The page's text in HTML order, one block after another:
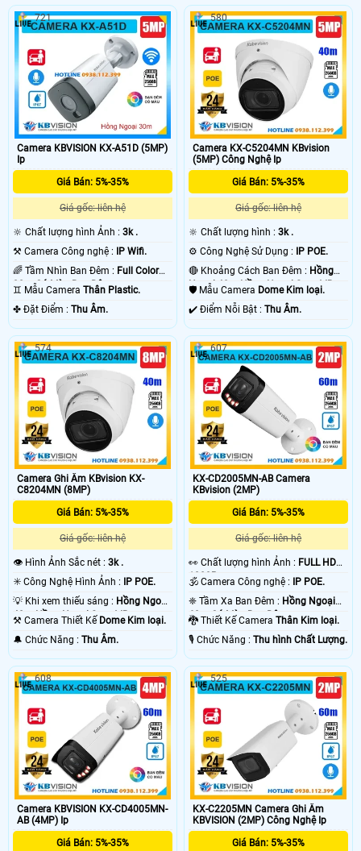
Camera KBVISION KX-A51D (5MP)
Ip
Giá Bán: 5%-35%
Giá gốc: liên hệ
🔆 Chất lượng hình Ảnh : 3k .
⚒ Camera Công nghệ : IP Wifi.
🌈 Tầm Nhìn Ban Đêm : Full Color
30m Có Màu Ban Ðêm.
♊ Mẫu Camera Thân Plastic.
️✤ Đặt Điểm : Thu Âm.
721
Camera KX-C5204MN KBvision
(5MP) Công Nghệ Ip
Giá Bán: 5%-35%
Giá gốc: liên hệ
🔆 Chất lượng hình :3k .
⚙ Công Nghệ Sử Dụng : IP POE.
🔴 Khoảng Cách Ban Đêm : Hồng
Ngoại 40m Hồng Ngoại Smart IR.
🛡 Mẫu Camera Dome Kim loại.
️✔️ Điểm Nỗi Bật :Thu Âm.
580
Camera Ghi Âm KBvision KX-
C8204MN (8MP)
Giá Bán: 5%-35%
Giá gốc: liên hệ
👁 Hình Ảnh Sắc nét : 3k .
✳️ Công Nghệ Hình Ảnh :
IP POE.
💡 Khi xem thiếu sáng : Hồng Ngoại
40m Hồng Ngoại Smart IR.
⚒ Camera Thiết Kế Dome Kim loại.
️🔔 Chức Năng : Thu Âm.
574
KX-CD2005MN-AB Camera
KBvision (2MP)
Giá Bán: 5%-35%
Giá gốc: liên hệ
️👀 Chất lượng hình Ảnh : FULL HD
1080P .
🕉️ Camera Công nghệ :
IP POE.
❈ Tầm Xa Ban Đêm : Hồng Ngoại
60m Có Màu Ban Ðêm.
🐉️ Thiết Kế CameraThân Kim loại.
️🎙 Chức Năng :Thu hình Chất Lượng.
607
Camera KBVISION KX-CD4005MN-
AB (4MP) Ip
Giá Bán: 5%-35%
608
KX-C2205MN Camera Ghi Âm
KBVISION (2MP) Công Nghệ Ip
Giá Bán: 5%-35%
525